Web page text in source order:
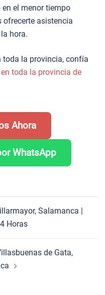
el menor tiempo
ofrecerte asistencia
hora.
toda la provincia, confía
toda la provincia de
Ahora
WhatsApp
Salamanca |
Horas
de Gata,